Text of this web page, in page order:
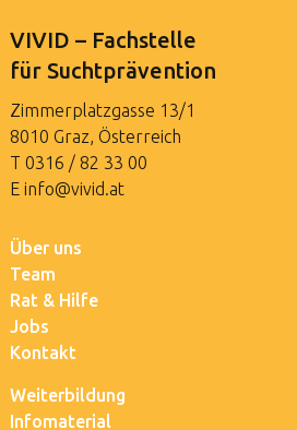
VIVID – Fachstelle
für Suchtprävention
Zimmerplatzgasse 13/1
8010 Graz, Österreich
T 0316 / 82 33 00
E info@vivid.at
Über uns
Team
Rat & Hilfe
Jobs
Kontakt
Weiterbildung
Infomaterial